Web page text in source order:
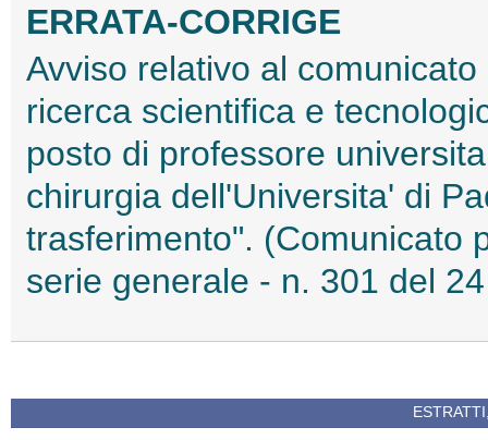
ERRATA-CORRIGE
Avviso relativo al
ricerca scientifica e
posto di professore
chirurgia dell'Universita' di
trasferimento". (Comunicato
serie generale - n. 301 del